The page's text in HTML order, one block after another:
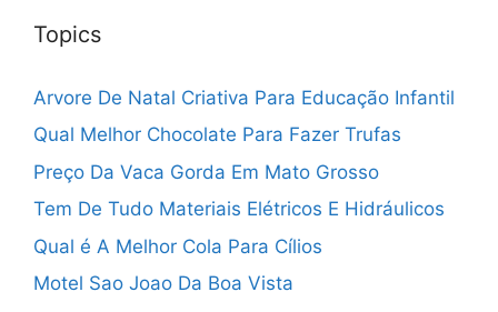
Topics
Arvore De Natal Criativa Para Educação Infantil
Qual Melhor Chocolate Para Fazer Trufas
Preço Da Vaca Gorda Em Mato Grosso
Tem De Tudo Materiais Elétricos E Hidráulicos
Qual é A Melhor Cola Para Cílios
Motel Sao Joao Da Boa Vista